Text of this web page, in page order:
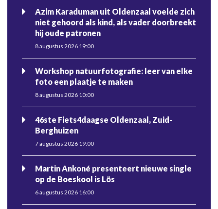
Azim Karaduman uit Oldenzaal voelde zich
niet gehoord als kind, als vader doorbreekt
hij oude patronen
8 augustus 2026 19:00
Workshop natuurfotografie: leer van elke
foto een plaatje te maken
8 augustus 2026 10:00
46ste Fiets4daagse Oldenzaal, Zuid-
Berghuizen
7 augustus 2026 19:00
Martin Ankoné presenteert nieuwe single
op de Boeskool is Lös
6 augustus 2026 16:00